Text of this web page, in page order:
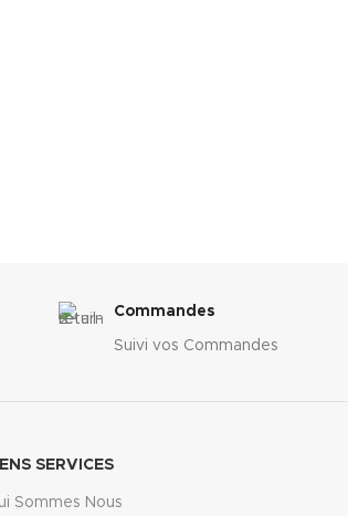
Commandes
Suivi vos Commandes
SERVICES
Sommes Nous